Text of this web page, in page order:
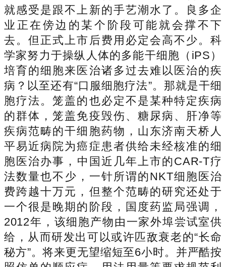
就感受是跟不上新的手艺潮水了。良多企
业正在傍边的某个阶段可能就会撑不下
去。但正式上市后费用必定会高不少。科
学家努力于操纵人体的多能干细胞（iPS）
培育的细胞来医治诸多过去难以医治的疾
病？以至还有“口服细胞疗法”。那就是干细
胞疗法。笼盖的也必定不是某种特定疾病
的群体，笼盖免疫毁伤、糖尿病、肝净等
疾病范畴的干细胞药物，山东济南天桥人
平易近病院为癌症患者供给未经核准的细
胞医治办事，中国近几年上市的CAR-T疗
法数量也不少，一针所谓的NKT细胞医治
费跨越十万元，但整个范畴的研究还处于
一个很是晚期的阶段，国度药监局强调，
2012年，该细胞产物由一家外埠尝试室供
给，从而研发出可以或许匹敌衰老的“长命
秘方”。将来更无望缩短至6小时。并严酷按